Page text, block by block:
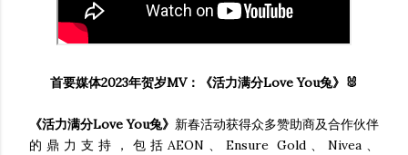
首要媒体2023年贺岁MV：《活力满分Love You兔》🐰
《活力满分Love You兔》 新春活动获得众多赞助商及合作伙伴
的鼎力支持，包括AEON、Ensure Gold、Nivea、